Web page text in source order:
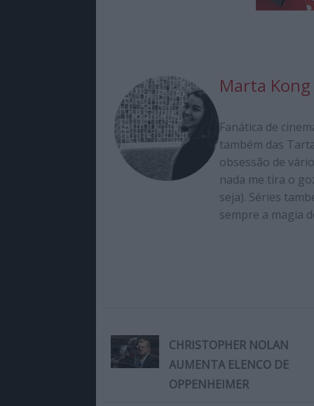
Marta
Fanática de
também das
obsessão de
nada me tira o
seja). Séries
sempre a magia
CHRISTOPHER NOLAN
AUMENTA ELENCO DE
OPPENHEIMER